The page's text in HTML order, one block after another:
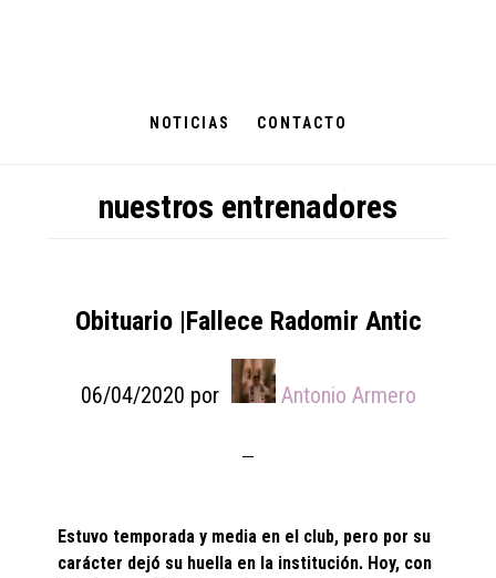
NOTICIAS CONTACTO
nuestros entrenadores
Obituario |Fallece Radomir Antic
06/04/2020 por Antonio Armero
Estuvo temporada y media en el club, pero por su
carácter dejó su huella en la institución. Hoy, con